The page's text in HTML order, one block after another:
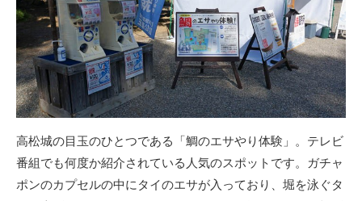
高松城の目玉のひとつである「鯛のエサやり体験」。テレビ
番組でも何度か紹介されている人気のスポットです。ガチャ
ポンのカプセルの中にタイのエサが入っており、堀を泳ぐタ